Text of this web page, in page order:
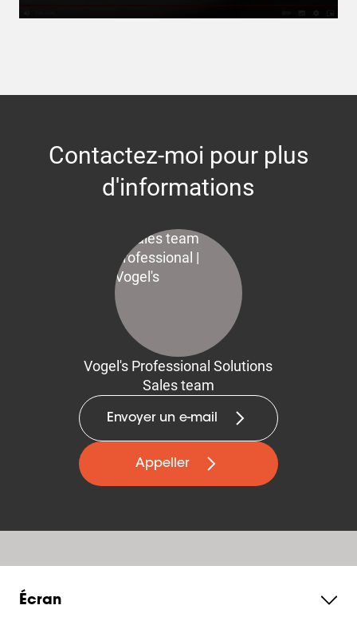
Contactez-moi pour plus
d'informations
Vogel's Professional Solutions
Sales team
Envoyer un e-mail
Appeller
Écran